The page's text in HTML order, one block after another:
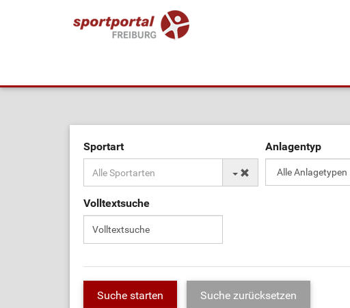
Sportart Anlagentyp
Volltextsuche